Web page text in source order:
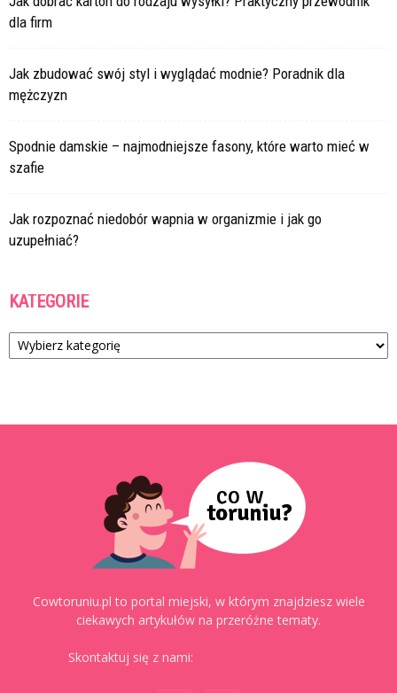
dla firm
Jak zbudować swój styl i wyglądać modnie? Poradnik dla
mężczyzn
Spodnie damskie – najmodniejsze fasony, które warto mieć w
szafie
Jak rozpoznać niedobór wapnia w organizmie i jak go
uzupełniać?
KATEGORIE
Kategorie
Cowtoruniu.pl to portal miejski, w którym znajdziesz wiele
ciekawych artykułów na przeróżne tematy.
Skontaktuj się z nami: